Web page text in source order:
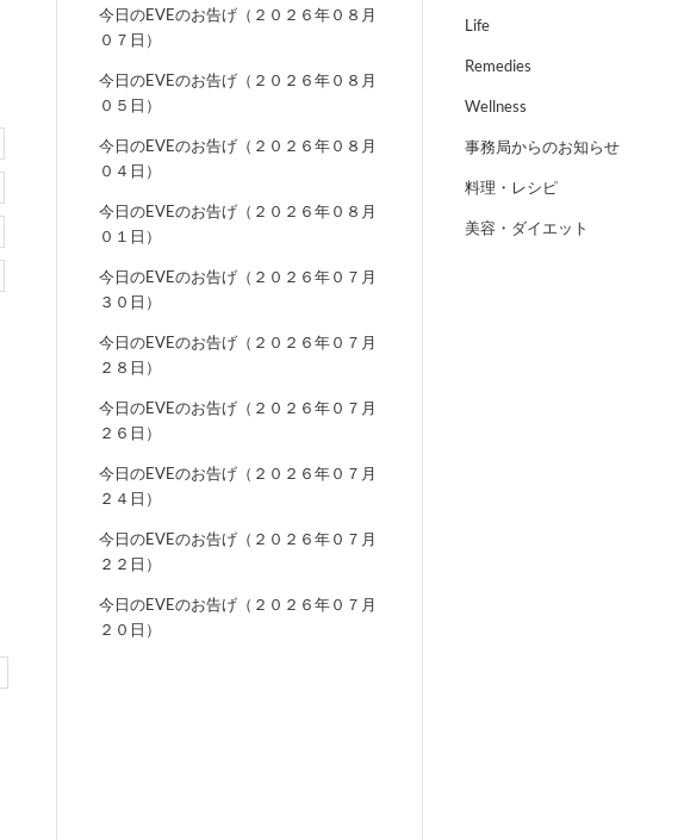
今日のEVEのお告げ（２０２６年０８月
０７日）
今日のEVEのお告げ（２０２６年０８月
０５日）
今日のEVEのお告げ（２０２６年０８月
０４日）
今日のEVEのお告げ（２０２６年０８月
０１日）
今日のEVEのお告げ（２０２６年０７月
３０日）
今日のEVEのお告げ（２０２６年０７月
２８日）
今日のEVEのお告げ（２０２６年０７月
２６日）
今日のEVEのお告げ（２０２６年０７月
２４日）
今日のEVEのお告げ（２０２６年０７月
２２日）
今日のEVEのお告げ（２０２６年０７月
２０日）
Life
Remedies
Wellness
事務局からのお知らせ
料理・レシピ
美容・ダイエット